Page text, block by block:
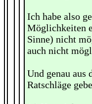
Ich habe also
Möglichkeiten
Sinne) nicht
auch nicht
Und genau aus
Ratschläge